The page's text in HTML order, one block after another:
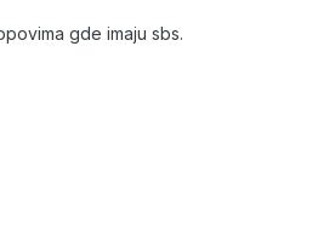
gde imaju sbs.